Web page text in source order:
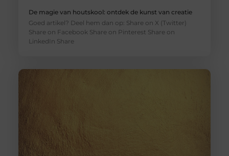
De magie van houtskool: ontdek de kunst van creatie
Goed artikel? Deel hem dan op: Share on X (Twitter)
Share on Facebook Share on Pinterest Share on
LinkedIn Share